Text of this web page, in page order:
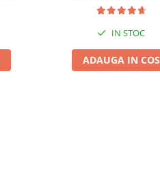
IN STOC
ADAUGA IN COS